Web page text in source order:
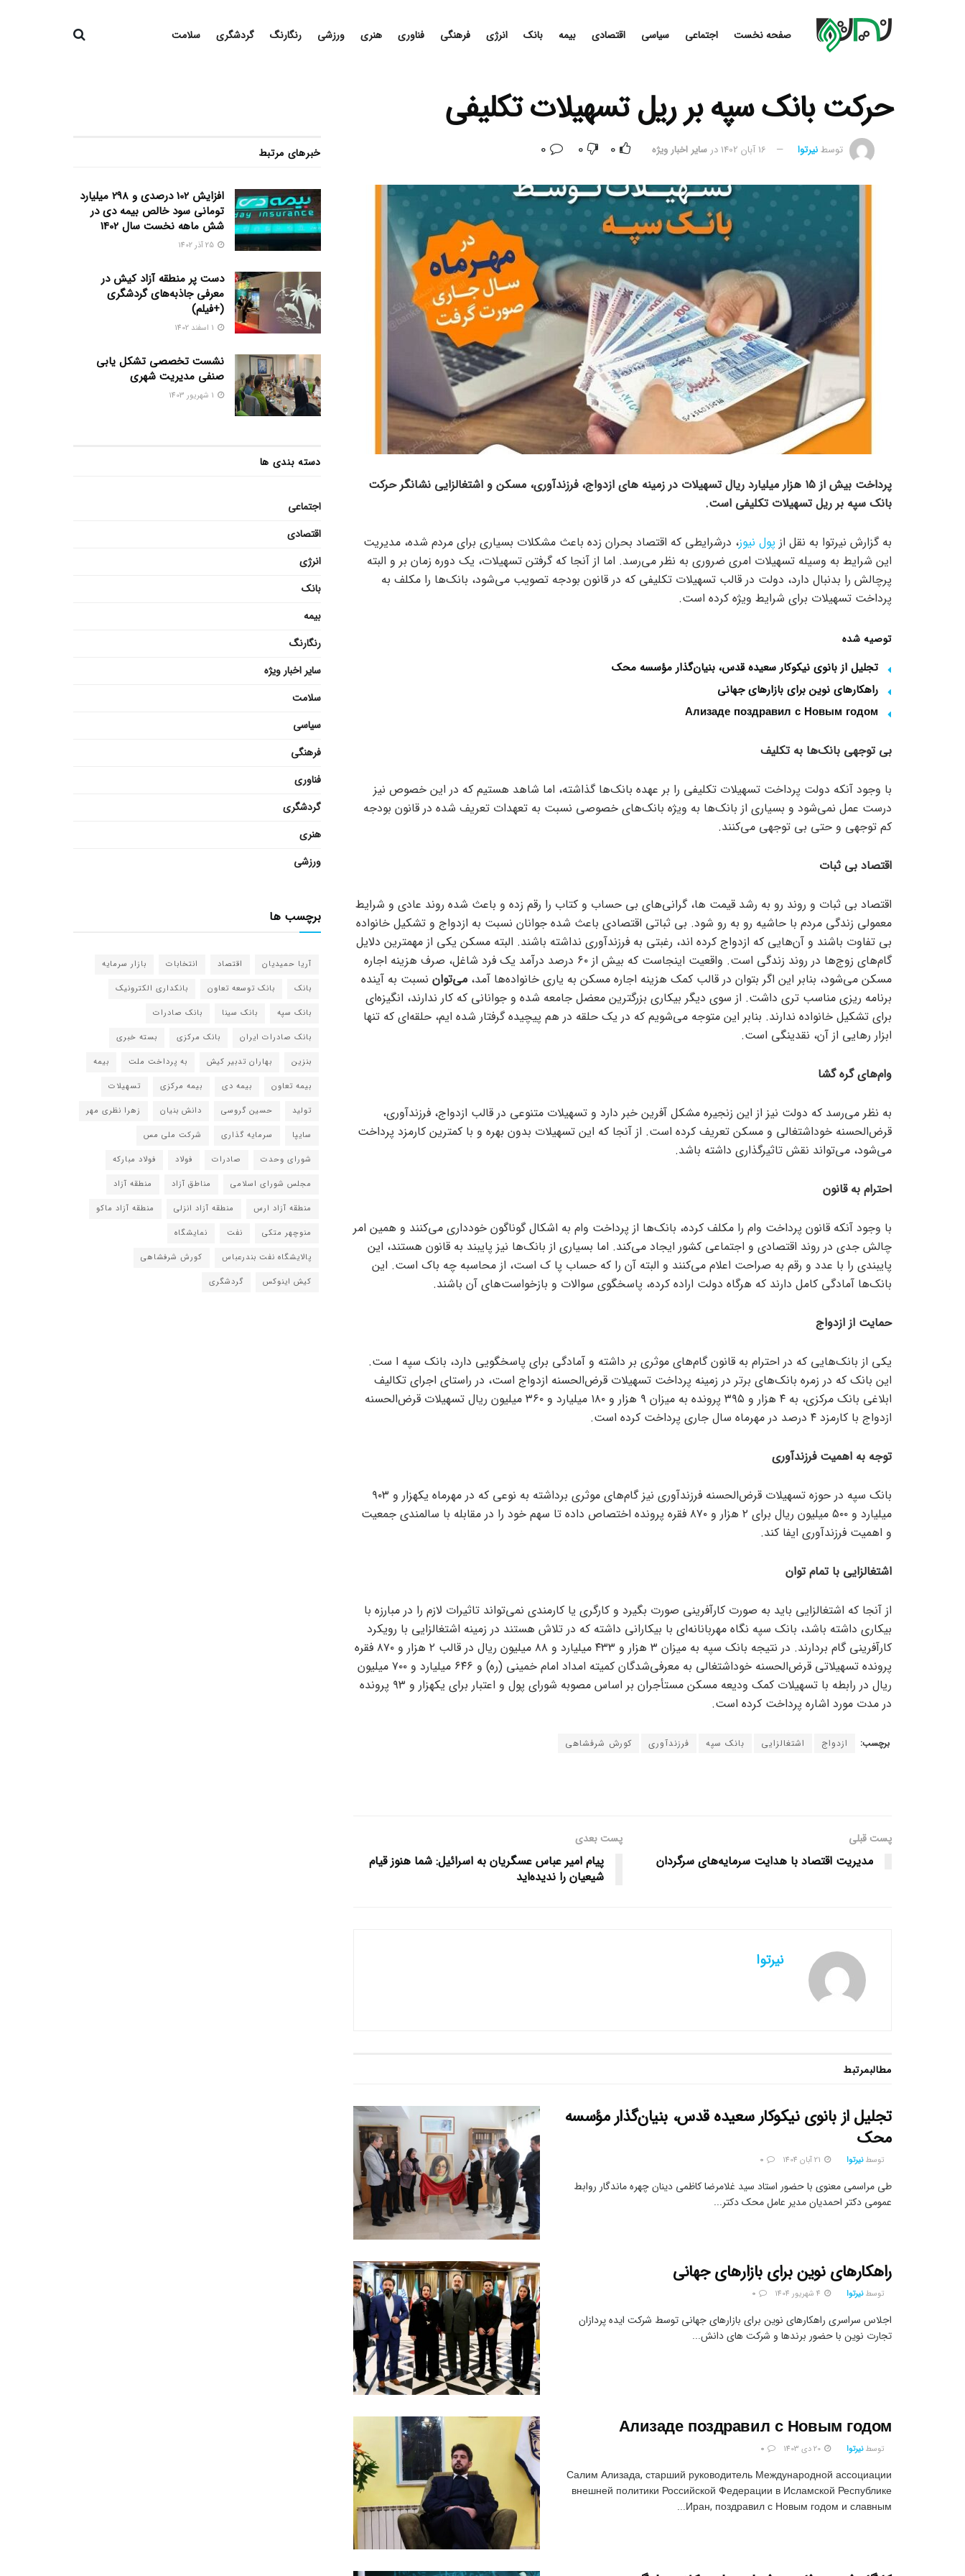
صفحه نخست اجتماعی سیاسی اقتصادی بیمه بانک انرژی فرهنگی فناوری هنری ورزشی رنگارنگ گردشگری سلامت
حرکت بانک سپه بر ریل تسهیلات تکلیفی
توسطنیرتوا 16 آبان 1402 در سایر اخبار ویژه 0
0
پرداخت بیش از ۱۵ هزار میلیارد ریال تسهیلات در زمینه های ازدواج، فرزندآوری، مسکن و اشتغالزایی نشانگر حرکت
بانک سپه بر ریل تسهیلات تکلیفی است.
به گزارش نیرتوا به نقل از پول نیوز، درشرایطی که اقتصاد بحران زده باعث مشکلات بسیاری برای مردم شده، مدیریت
این شرایط به وسیله تسهیلات امری ضروری به نظر می‌رسد. اما از آنجا که گرفتن تسهیلات، یک دوره زمان بر و البته
پرچالش را بدنبال دارد، دولت در قالب تسهیلات تکلیفی که در قانون بودجه تصویب می‌شود، بانک‌ها را مکلف به
پرداخت تسهیلات برای شرایط ویژه کرده است.
توصیه شده
تجلیل از بانوی نیکوکار سعیده قدس، بنیان‌گذار مؤسسه محک
راهکارهای نوین برای بازارهای جهانی
Ализаде поздравил с Новым годом
بی توجهی بانک‌ها به تکلیف
با وجود آنکه دولت پرداخت تسهیلات تکلیفی را بر عهده بانک‌ها گذاشته، اما شاهد هستیم که در این خصوص نیز
درست عمل نمی‌شود و بسیاری از بانک‌ها به ویژه بانک‌های خصوصی نسبت به تعهدات تعریف شده در قانون بودجه
کم توجهی و حتی بی توجهی می‌کنند.
اقتصاد بی ثبات
اقتصاد بی ثبات و روند رو به رشد قیمت ها، گرانی‌های بی حساب و کتاب را رقم زده و باعث شده روند عادی و شرایط
معمولی زندگی مردم با حاشیه رو به رو شود. بی ثباتی اقتصادی باعث شده جوانان نسبت به ازدواج و تشکیل خانواده
بی تفاوت باشند و آن‌هایی که ازدواج کرده اند، رغبتی به فرزندآوری نداشته باشند. البته مسکن یکی از مهمترین دلایل
گام‌های زوج‌ها در روند زندگی است. واقعیت اینجاست که بیش از ۶۰ درصد درآمد یک فرد شاغل، صرف هزینه اجاره
مسکن می‌شود، بنابر این اگر بتوان در قالب کمک هزینه اجاره مسکن به یاری خانواده‌ها آمد، می‌توان نسبت به آینده
برنامه ریزی مناسب تری داشت. از سوی دیگر بیکاری بزرگترین معضل جامعه شده و جوانانی که کار ندارند، انگیزه‌ای
برای تشکیل خانواده ندارند. بنابر این متوجه می‌شویم که در یک حلقه در هم پیچیده گرفتار شده ایم، حلقه‌ای که تنها
ابزار رهایی از آن، نقدینگی است.
وام‌های گره گشا
به نظر می‌رسد که دولت نیز از این زنجیره مشکل آفرین خبر دارد و تسهیلات متنوعی در قالب ازدواج، فرزندآوری،
قرض‌الحسنه خوداشتغالی و مسکن تعریف کرده است. از آنجا که این تسهیلات بدون بهره و با کمترین کارمزد پرداخت
می‌شود، می‌تواند نقش تاثیرگذاری داشته باشد.
احترام به قانون
با وجود آنکه قانون پرداخت وام را مکلف کرده، بانک‌ها از پرداخت وام به اشکال گوناگون خودداری می‌کنند و همین امر
چالش جدی در روند اقتصادی و اجتماعی کشور ایجاد می‌کند. اما بسیاری از بانک‌ها نیز پایبند به قانون هستند، این
پایبندی را با عدد و رقم به صراحت اعلام می‌کنند و البته آن را که حساب پا ک است، از محاسبه چه باک است. این
بانک‌ها آمادگی کامل دارند که هرگاه دولت اراده کرده، پاسخگوی سوالات و بازخواست‌های آن باشند.
حمایت از ازدواج
یکی از بانک‌هایی که در احترام به قانون گام‌های موثری بر داشته و آمادگی برای پاسخگویی دارد، بانک سپه ا ست.
این بانک که در زمره بانک‌های برتر در زمینه پرداخت تسهیلات قرض‌الحسنه ازدواج است، در راستای اجرای تکالیف
ابلاغی بانک مرکزی، به ۴ هزار و ۳۹۵ پرونده به میزان ۹ هزار و ۱۸۰ میلیارد و ۳۶۰ میلیون ریال تسهیلات قرض‌الحسنه
ازدواج با کارمزد ۴ درصد در مهرماه سال جاری پرداخت کرده است.
توجه به اهمیت فرزندآوری
بانک سپه در حوزه تسهیلات قرض‌الحسنه فرزندآوری نیز گام‌های موثری برداشته به نوعی که در مهرماه یکهزار و ۹۰۳
میلیارد و ۵۰۰ میلیون ریال برای ۲ هزار و ۸۷۰ فقره پرونده اختصاص داده تا سهم خود را در مقابله با سالمندی جمعیت
و اهمیت فرزندآوری ایفا کند.
اشتغالزایی با تمام توان
از آنجا که اشتغالزایی باید به صورت کارآفرینی صورت بگیرد و کارگری یا کارمندی نمی‌تواند تاثیرات لازم را در مبارزه با
بیکاری داشته باشد، بانک سپه نگاه مهربانانه‌ای با بیکارانی داشته که در تلاش هستند در زمینه اشتغالزایی با رویکرد
کارآفرینی گام بردارند. در نتیجه بانک سپه به میزان ۳ هزار و ۴۳۳ میلیارد و ۸۸ میلیون ریال در قالب ۲ هزار و ۸۷۰ فقره
پرونده تسهیلاتی قرض‌الحسنه خوداشتغالی به معرفی‌شدگان کمیته امداد امام خمینی (ره) و ۶۴۶ میلیارد و ۷۰۰ میلیون
ریال در رابطه با تسهیلات کمک ودیعه مسکن مستأجران بر اساس مصوبه شورای پول و اعتبار برای یکهزار و ۹۳ پرونده
در مدت مورد اشاره پرداخت کرده است.
برچسب: ازدواج اشتغالزایی بانک سپه فرزندآوری کورش شرفشاهی
پست قبلی
مدیریت اقتصاد با هدایت سرمایه‌های سرگردان
پست بعدی
پیام امیر عباس عسگریان به اسرائیل: شما هنوز قیام
شیعیان را ندیده‌اید
نیرتوا
مطالبمرتبط
تجلیل از بانوی نیکوکار سعیده قدس، بنیان‌گذار مؤسسه
محک
توسط نیرتوا
طی مراسمی معنوی با حضور استاد سید غلامرضا کاظمی دینان چهره ماندگار روابط
عمومی دکتر احمدیان مدیر عامل محک دکتر...
راهکارهای نوین برای بازارهای جهانی
توسط نیرتوا
اجلاس سراسری راهکارهای نوین برای بازارهای جهانی توسط شرکت ایده پردازان
تجارت نوین با حضور برندها و شرکت های دانش...
Ализаде поздравил с Новым годом
توسط نیرتوا
Салим Ализада, старший руководитель Международной ассоциации
внешней политики Российской Федерации в Исламской Республике
Иран, поздравил с Новым годом и славным...
خبرهای مرتبط
افزایش 102 درصدی و 298 میلیارد
تومانی سود خالص بیمه دی در
شش ماهه نخست سال 1402
دست پر منطقه آزاد کیش در
معرفی جاذبه‌های گردشگری
(+فیلم)
نشست تخصصی تشکل یابی
صنفی مدیریت شهری
دسته بندی ها
اجتماعی
اقتصادی
انرژی
بانک
بیمه
رنگارنگ
سایر اخبار ویژه
سلامت
سیاسی
فرهنگی
فناوری
گردشگری
هنری
ورزشی
برچسب ها
آریا حمیدیان اقتصاد انتخابات
بازار سرمایه
بانک
بانک توسعه تعاون
بانکداری الکترونیک
بانک سپه
بانک سینا
بانک صادرات
بانک صادرات ایران
بانک مرکزی
بسته خبری
بنزین
بهاران تدبیر کیش به پرداخت ملت
بیمه
بیمه تعاون
بیمه دی بیمه مرکزی
تسهیلات
تولید
حسین گروسی دانش بنیان
زهرا نظری مهر
سایپا
سرمایه گذاری
شرکت ملی مس
شورای وحدت
صادرات فولاد
فولاد مبارکه
مجلس شورای اسلامی
مناطق آزاد
منطقه آزاد
منطقه آزاد ارس
منطقه آزاد انزلی
منطقه آزاد ماکو
منوچهر متکی
نفت
نمایشگاه
پالایشگاه نفت بندرعباس
کورش شرفشاهی
کیش اینوکس
گردشگری